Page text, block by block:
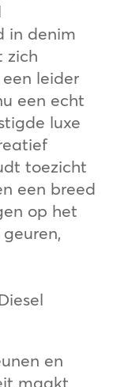
in denim
zich
leider
een echt
luxe
toezicht
een breed
op het
en
maakt